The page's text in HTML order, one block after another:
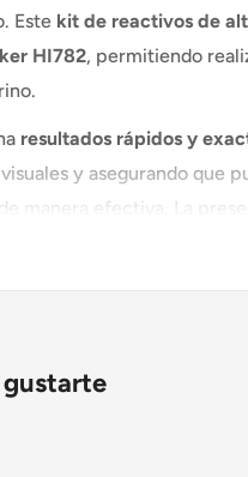
Este kit de reactivos de
HI782, permitiendo
resultados rápidos y
y asegurando que
manera efectiva. La
para la salud de los
gustarte